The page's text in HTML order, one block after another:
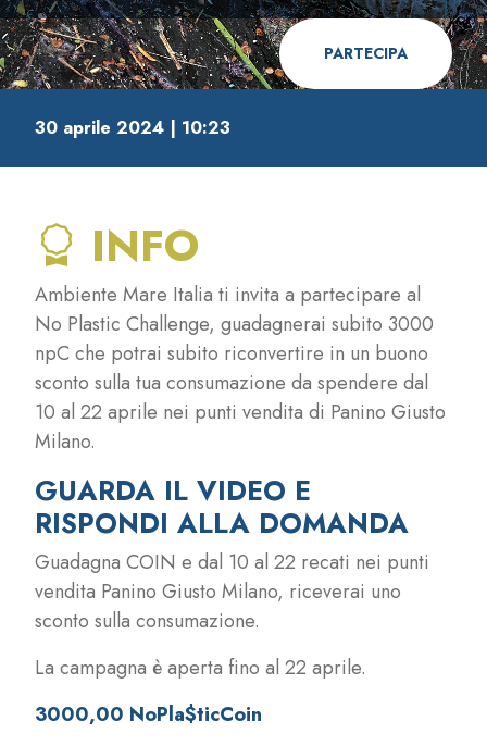
PARTECIPA
30 aprile 2024 | 10:23
INFO
Ambiente Mare Italia ti invita a partecipare al
No Plastic Challenge, guadagnerai subito 3000
npC che potrai subito riconvertire in un buono
sconto sulla tua consumazione da spendere dal
10 al 22 aprile nei punti vendita di Panino Giusto
Milano.
GUARDA IL VIDEO E
RISPONDI ALLA DOMANDA
Guadagna COIN e dal 10 al 22 recati nei punti
vendita Panino Giusto Milano, riceverai uno
sconto sulla consumazione.
La campagna è aperta fino al 22 aprile.
3000,00 NoPla$ticCoin